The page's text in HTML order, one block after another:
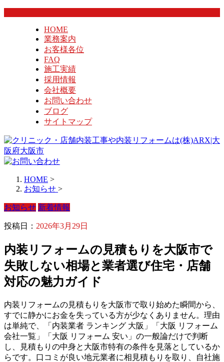
HOME
業務案内
お客様各位
FAQ
施工実績
採用情報
会社概要
お問い合わせ
ブログ
サイトマップ
HOME >
お知らせ >
お知らせ 新着情報
投稿日： 2026年3月29日
内装リフォームの見積もりを大阪市で
失敗しない相場と業者選び住宅・店舗
対応の魅力ガイド
内装リフォームの見積もりを大阪市で取り始めた瞬間から、
すでに静かにお金を失っている方が少なくありません。理由
は単純で、「内装業者 ランキング 大阪」「大阪 リフォーム
会社一覧」「大阪 リフォーム 安い」の一般論だけで判断
し、見積もりの中身と大阪市特有の条件を見落としているか
らです。口コミが良い地元業者に相見積もりを取り、自社施